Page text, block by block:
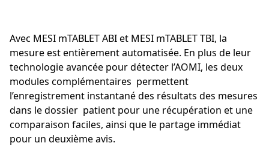
Avec MESI mTABLET ABI et MESI mTABLET TBI, la
mesure est entièrement automatisée. En plus de leur
technologie avancée pour détecter l’AOMI, les deux
modules complémentaires permettent
l’enregistrement instantané des résultats des mesures
dans le dossier patient pour une récupération et une
comparaison faciles, ainsi que le partage immédiat
pour un deuxième avis.